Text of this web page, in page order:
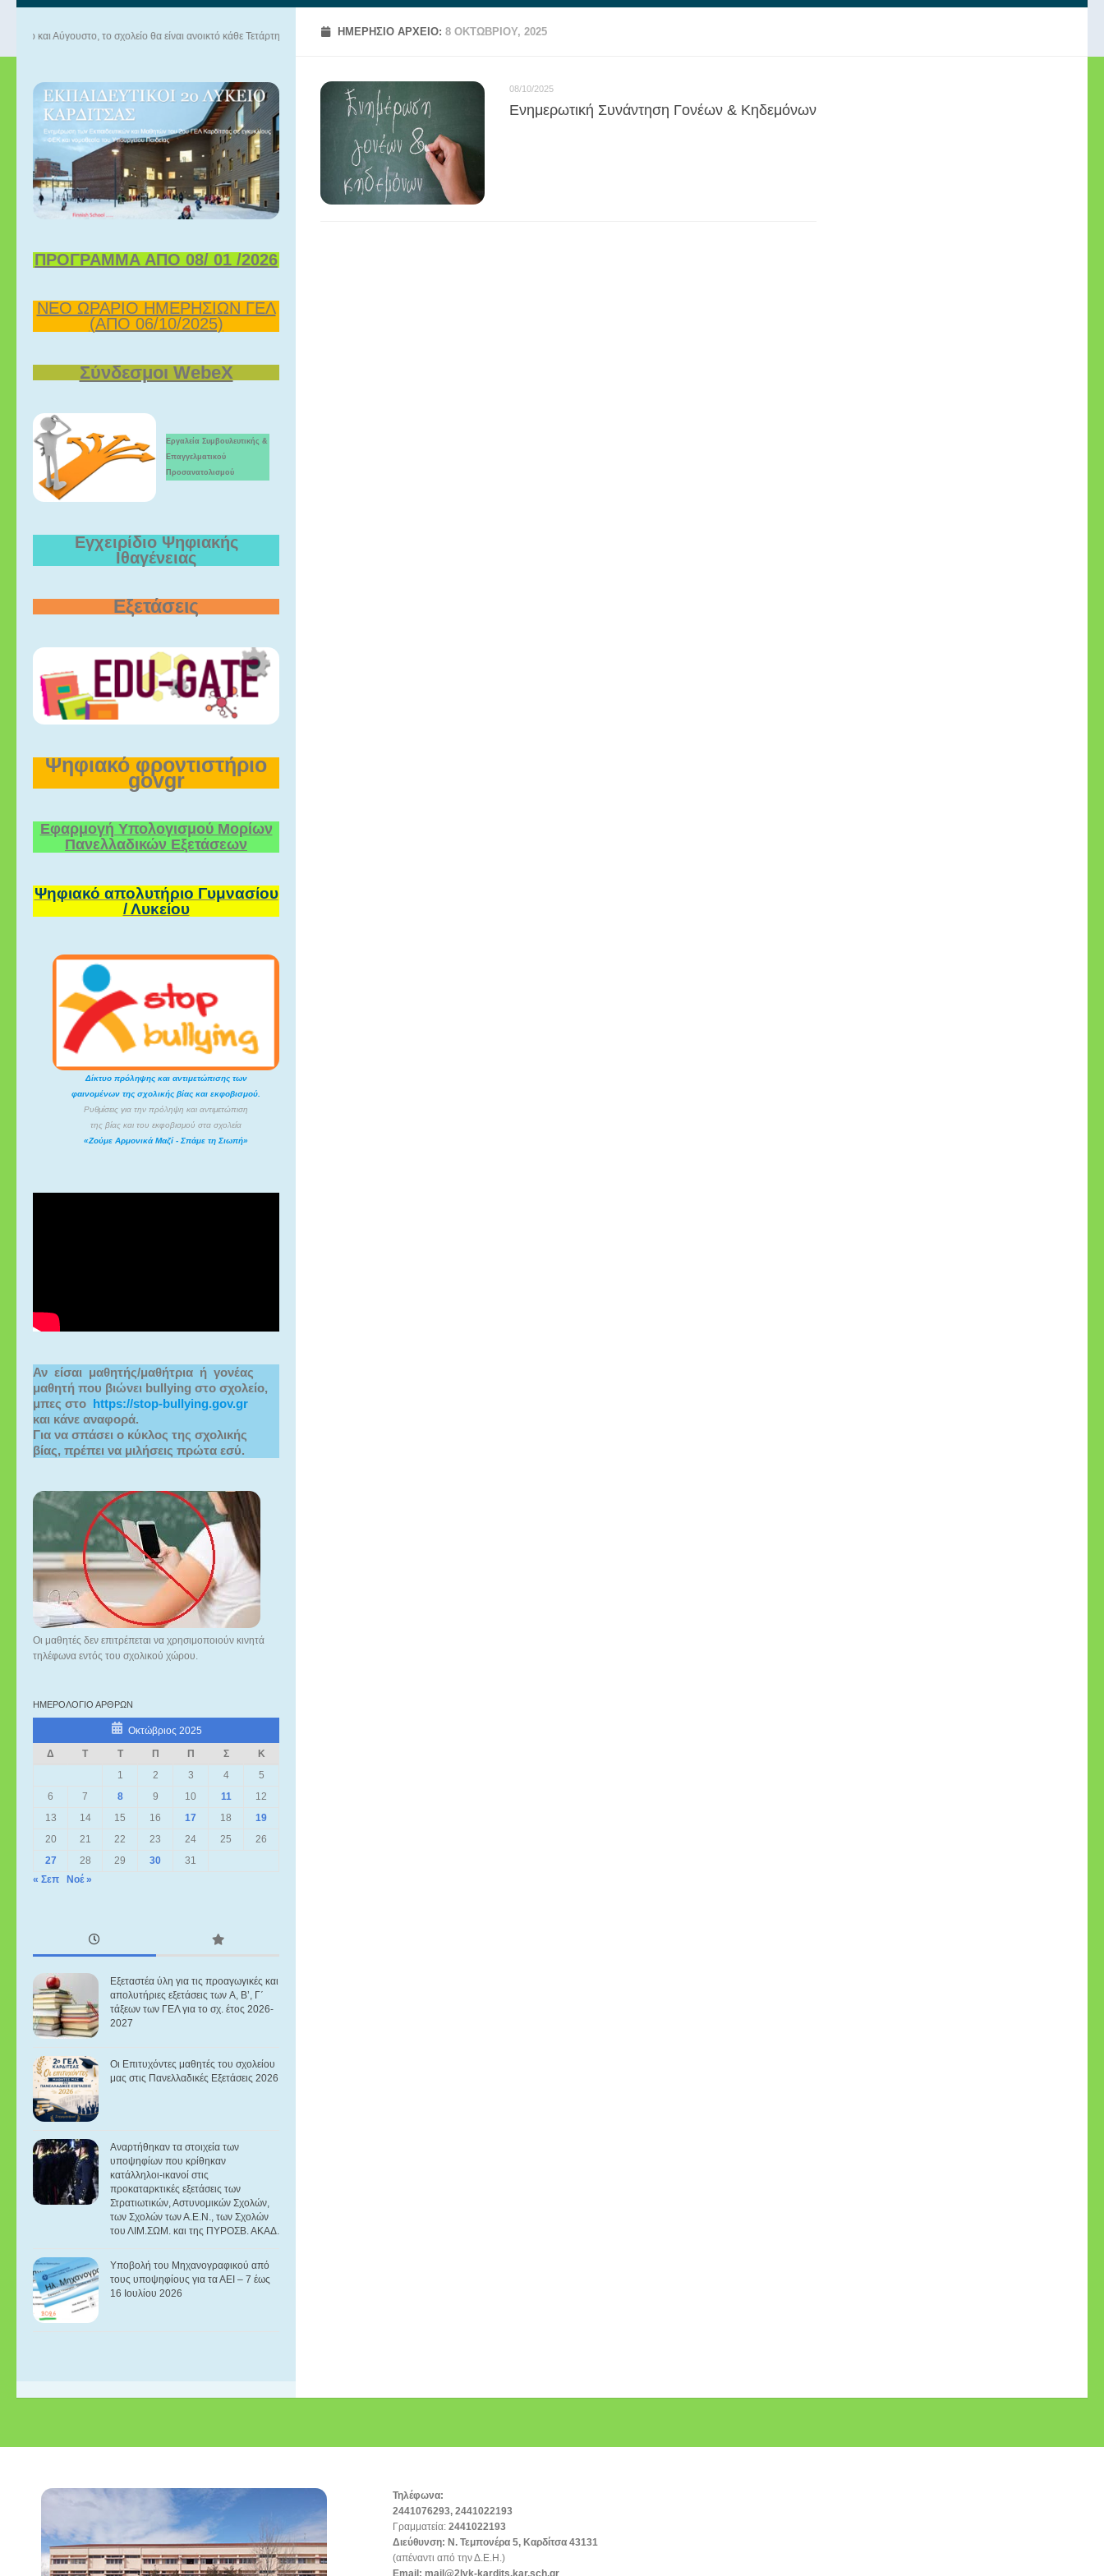
ΗΜΕΡΉΣΙΟ ΑΡΧΕΊΟ: 8 ΟΚΤΩΒΡΊΟΥ, 2025
08/10/2025
Ενημερωτική Συνάντηση Γονέων & Κηδεμόνων
το σχολείο θα είναι ανοικτό κάθε Τετάρτη 09.00-13.00. Καλό καλοκαίρι!
ΠΡΟΓΡΑΜΜΑ ΑΠΟ 08/ 01 /2026
ΝΕΟ ΩΡΑΡΙΟ ΗΜΕΡΗΣΙΩΝ ΓΕΛ
(ΑΠΟ 06/10/2025)
Σύνδεσμοι WebeX
Εργαλεία Συμβουλευτικής &
Επαγγελματικού
Προσανατολισμού
Εγχειρίδιο Ψηφιακής
Ιθαγένειας
Εξετάσεις
Ψηφιακό φροντιστήριο
govgr
Εφαρμογή Υπολογισμού Μορίων
Πανελλαδικών Εξετάσεων
Ψηφιακό απολυτήριο Γυμνασίου
/ Λυκείου
Δίκτυο πρόληψης και αντιμετώπισης των
φαινομένων της σχολικής βίας και εκφοβισμού.
Ρυθμίσεις για την πρόληψη και αντιμετώπιση
της βίας και του εκφοβισμού στα σχολεία
«Ζούμε Αρμονικά Μαζί - Σπάμε τη Σιωπή»
Αν  είσαι  μαθητής/μαθήτρια  ή  γονέας
μαθητή που βιώνει bullying στο σχολείο,
μπες στο https://stop-bullying.gov.gr
και κάνε αναφορά.
Για να σπάσει ο κύκλος της σχολικής
βίας, πρέπει να μιλήσεις πρώτα εσύ.
Οι μαθητές δεν επιτρέπεται να χρησιμοποιούν κινητά
τηλέφωνα εντός του σχολικού χώρου.
ΗΜΕΡΟΛΌΓΙΟ ΆΡΘΡΩΝ
Οκτώβριος 2025
Δ
Τ Τ Π Π Σ
Κ
1
2 3 4
5
6
7 8 9 10 11
12
13
14 15 16 17 18
19
20
21 22 23 24 25
26
27
28 29 30
31
« Σεπ
Νοέ »
Eξεταστέα ύλη για τις προαγωγικές και
απολυτήριες εξετάσεις των A, B’, Γ΄
τάξεων των ΓΕΛ για το σχ. έτος 2026-
2027
Οι Επιτυχόντες μαθητές του σχολείου
μας στις Πανελλαδικές Εξετάσεις 2026
Αναρτήθηκαν τα στοιχεία των
υποψηφίων που κρίθηκαν
κατάλληλοι-ικανοί στις
προκαταρκτικές εξετάσεις των
Στρατιωτικών, Αστυνομικών Σχολών,
των Σχολών των Α.E.N., των Σχολών
του ΛΙΜ.ΣΩΜ. και της ΠΥΡΟΣΒ. ΑΚΑΔ.
Υποβολή του Μηχανογραφικού από
τους υποψηφίους για τα ΑΕΙ – 7 έως
16 Ιουλίου 2026
Τηλέφωνα:
2441076293, 2441022193
Γραμματεία: 2441022193
Διεύθυνση: Ν. Τεμπονέρα 5, Καρδίτσα 43131
(απέναντι από την Δ.Ε.Η.)
Email: mail@2lyk-kardits.kar.sch.gr